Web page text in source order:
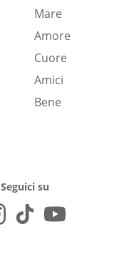
Mare
Amore
Cuore
Amici
Bene
Seguici su